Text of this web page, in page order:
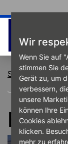
Wir
Wenn Sie auf
stimmen Sie
Gerät zu, um
verbessern,
unsere
können Ihre
Cookies
klicken.
mehr zu
Startseite
EU-